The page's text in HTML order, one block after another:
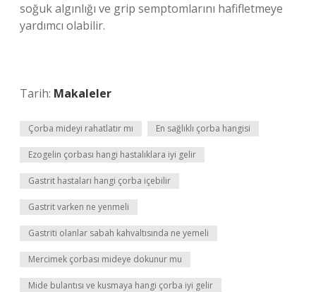
soğuk algınlığı ve grip semptomlarını hafifletmeye
yardımcı olabilir.
Tarih: Makaleler
Çorba mideyi rahatlatır mı En sağlıklı çorba hangisi
Ezogelin çorbası hangi hastalıklara iyi gelir
Gastrit hastaları hangi çorba içebilir
Gastrit varken ne yenmeli
Gastriti olanlar sabah kahvaltısında ne yemeli
Mercimek çorbası mideye dokunur mu
Mide bulantısı ve kusmaya hangi çorba iyi gelir